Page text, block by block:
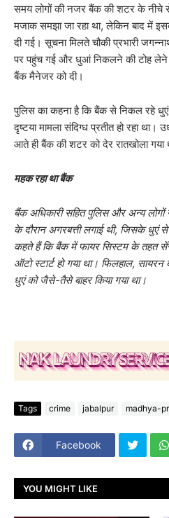
समय लोगों की नजर बैंक की शटर के नीचे
मजाक समझा जा रहा था, लेकिन बाद में
दी गई। सूचना मिलते चौकी प्रभारी
पर पहुंच गई और धुआं निकलने की टोह
बैंक मैनेजर को दी।
पुलिस का कहना है कि बैंक से निकल रहे
दृष्टया मामला संदिग्ध प्रतीत हो रहा
आते ही बैंक की शटर को देर रातखोला
महक रहा था बैंक
बैंक अधिकारी सहित पुलिस और अन्य
के दौरान अगरबत्ती लगाई थी, जिसके धुएं
कहते हैं कि बैंक में फायर सिस्टम के तहत
ऑटो स्टार्ट हो गया था। फिलहाल,
धुएं को जैसे-तैसे बाहर किया गया था।
Tags crime jabalpur madhya-
Facebook
YOU MIGHT LIKE